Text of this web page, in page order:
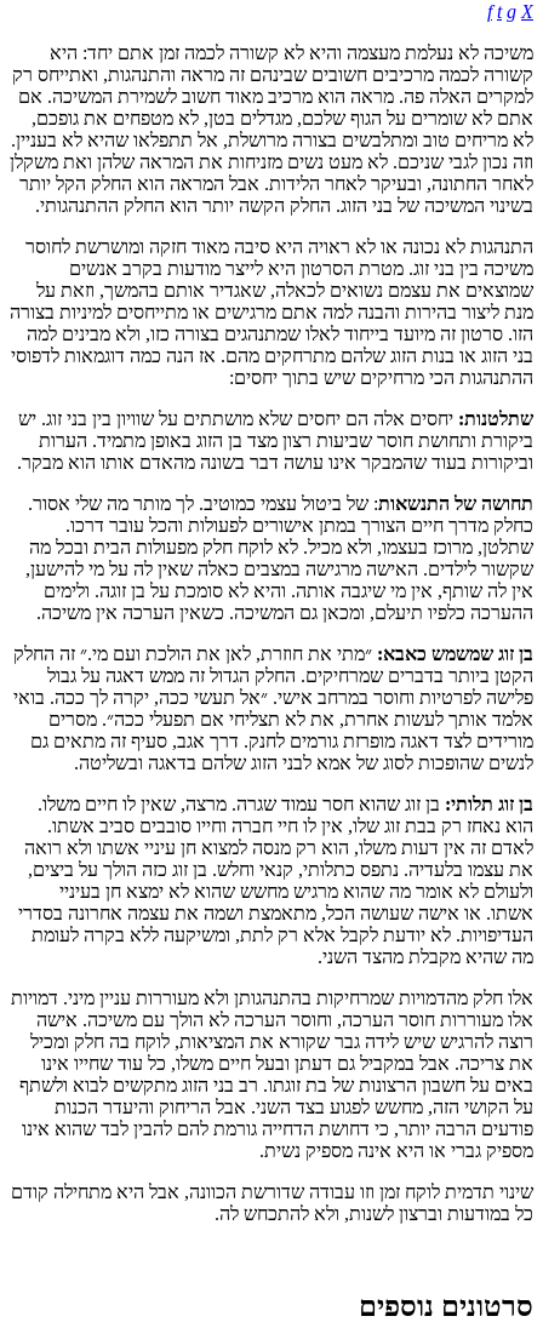
f t g X
משיכה לא נעלמת מעצמה והיא לא קשורה לכמה זמן אתם יחד: היא
קשורה לכמה מרכיבים חשובים שבינהם זה מראה והתנהגות, ואתייחס רק
למקרים האלה פה. מראה הוא מרכיב מאוד חשוב לשמירת המשיכה. אם
אתם לא שומרים על הגוף שלכם, מגדלים בטן, לא מטפחים את גופכם,
לא מריחים טוב ומתלבשים בצורה מרושלת, אל תתפלאו שהיא לא בעניין.
וזה נכון לגבי שניכם. לא מעט נשים מזניחות את המראה שלהן ואת משקלן
לאחר החתונה, ובעיקר לאחר הלידות. אבל המראה הוא החלק הקל יותר
בשינוי המשיכה של בני הזוג. החלק הקשה יותר הוא החלק ההתנהגותי.
התנהגות לא נכונה או לא ראויה היא סיבה מאוד חזקה ומושרשת לחוסר
משיכה בין בני זוג. מטרת הסרטון היא לייצר מודעות בקרב אנשים
שמוצאים את עצמם נשואים לכאלה, שאגדיר אותם בהמשך, וזאת על
מנת ליצור בהירות והבנה למה אתם מרגישים או מתייחסים למיניות בצורה
הזו. סרטון זה מיועד בייחוד לאלו שמתנהגים בצורה כזו, ולא מבינים למה
בני הזוג או בנות הזוג שלהם מתרחקים מהם. אז הנה כמה דוגמאות לדפוסי
ההתנהגות הכי מרחיקים שיש בתוך יחסים:
שתלטנות: יחסים אלה הם יחסים שלא מושתתים על שוויון בין בני זוג. יש
ביקורת ותחושת חוסר שביעות רצון מצד בן הזוג באופן מתמיד. הערות
וביקורות בעוד שהמבקר אינו עושה דבר בשונה מהאדם אותו הוא מבקר.
תחושה של התנשאות: של ביטול עצמי כמוטיב. לך מותר מה שלי אסור.
כחלק מדרך חיים הצורך במתן אישורים לפעולות והכל עובר דרכו.
שתלטן, מרוכז בעצמו, ולא מכיל. לא לוקח חלק מפעולות הבית ובכל מה
שקשור לילדים. האישה מרגישה במצבים כאלה שאין לה על מי להישען,
אין לה שותף, אין מי שיגבה אותה. והיא לא סומכת על בן זוגה. ולימים
ההערכה כלפיו תיעלם, ומכאן גם המשיכה. כשאין הערכה אין משיכה.
בן זוג שמשמש כאבא: ״מתי את חוזרת, לאן את הולכת ועם מי.״ זה החלק
הקטן ביותר בדברים שמרחיקים. החלק הגדול זה ממש דאגה על גבול
פלישה לפרטיות וחוסר במרחב אישי. ״אל תעשי ככה, יקרה לך ככה. בואי
אלמד אותך לעשות אחרת, את לא תצליחי אם תפעלי ככה״. מסרים
מורידים לצד דאגה מופרזת גורמים לחנק. דרך אגב, סעיף זה מתאים גם
לנשים שהופכות לסוג של אמא לבני הזוג שלהם בדאגה ובשליטה.
בן זוג תלותי: בן זוג שהוא חסר עמוד שגרה. מרצה, שאין לו חיים משלו.
הוא נאחז רק בבת זוג שלו, אין לו חיי חברה וחייו סובבים סביב אשתו.
לאדם זה אין דעות משלו, הוא רק מנסה למצוא חן עיניי אשתו ולא רואה
את עצמו בלעדיה. נתפס כתלותי, קנאי וחלש. בן זוג כזה הולך על ביצים,
ולעולם לא אומר מה שהוא מרגיש מחשש שהוא לא ימצא חן בעיניי
אשתו. או אישה שעושה הכל, מתאמצת ושמה את עצמה אחרונה בסדרי
העדיפויות. לא יודעת לקבל אלא רק לתת, ומשיקעה ללא בקרה לעומת
מה שהיא מקבלת מהצד השני.
אלו חלק מהדמויות שמרחיקות בהתנהגותן ולא מעוררות עניין מיני. דמויות
אלו מעוררות חוסר הערכה, וחוסר הערכה לא הולך עם משיכה. אישה
רוצה להרגיש שיש לידה גבר שקורא את המציאות, לוקח בה חלק ומכיל
את צריכה. אבל במקביל גם דעתן ובעל חיים משלו, כל עוד שחייו אינו
באים על חשבון הרצונות של בת זוגתו. רב בני הזוג מתקשים לבוא ולשתף
על הקושי הזה, מחשש לפגוע בצד השני. אבל הריחוק והיעדר הכנות
פודעים הרבה יותר, כי דחושת הדחייה גורמת להם להבין לבד שהוא אינו
מספיק גברי או היא אינה מספיק נשית.
שינוי תדמית לוקח זמן וזו עבודה שדורשת הכוונה, אבל היא מתחילה קודם
כל במודעות וברצון לשנות, ולא להתכחש לה.
סרטונים נוספים